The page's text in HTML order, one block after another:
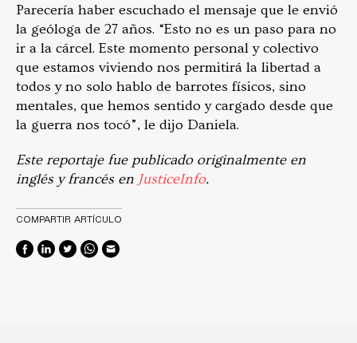
Parecería haber escuchado el mensaje que le envió
la geóloga de 27 años. “Esto no es un paso para no
ir a la cárcel. Este momento personal y colectivo
que estamos viviendo nos permitirá la libertad a
todos y no solo hablo de barrotes físicos, sino
mentales, que hemos sentido y cargado desde que
la guerra nos tocó”, le dijo Daniela.
Este reportaje fue publicado originalmente en
inglés y francés en JusticeInfo.
COMPARTIR ARTÍCULO